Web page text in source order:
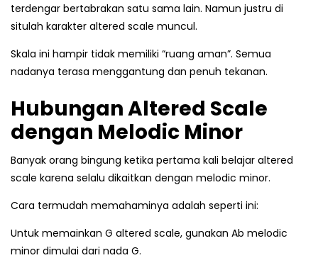
terdengar bertabrakan satu sama lain. Namun justru di
situlah karakter altered scale muncul.
Skala ini hampir tidak memiliki “ruang aman”. Semua
nadanya terasa menggantung dan penuh tekanan.
Hubungan Altered Scale
dengan Melodic Minor
Banyak orang bingung ketika pertama kali belajar altered
scale karena selalu dikaitkan dengan melodic minor.
Cara termudah memahaminya adalah seperti ini:
Untuk memainkan G altered scale, gunakan Ab melodic
minor dimulai dari nada G.